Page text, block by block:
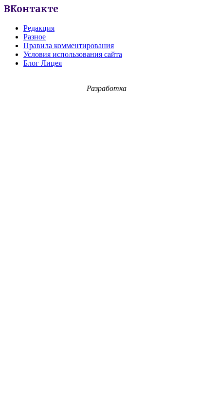
ВКонтакте
Редакция
Разное
Правила комментирования
Условия использования сайта
Блог Лицея
Разработка